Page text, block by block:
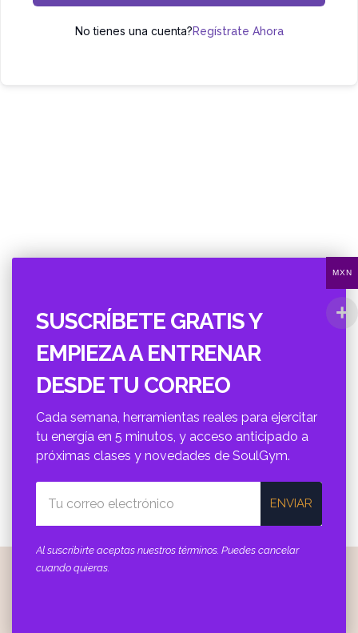
No tienes una cuenta?Regístrate Ahora
SUSCRÍBETE GRATIS Y
EMPIEZA A ENTRENAR
DESDE TU CORREO
Cada semana, herramientas reales para ejercitar
tu energí­a en 5 minutos, y acceso anticipado a
próximas clases y novedades de SoulGym.
ENVIAR
Al suscribirte aceptas nuestros términos. Puedes cancelar
cuando quieras.
MXN